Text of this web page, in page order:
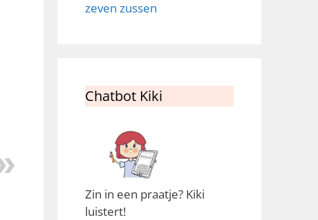
zeven zussen
Chatbot Kiki
Zin in een praatje? Kiki
luistert!